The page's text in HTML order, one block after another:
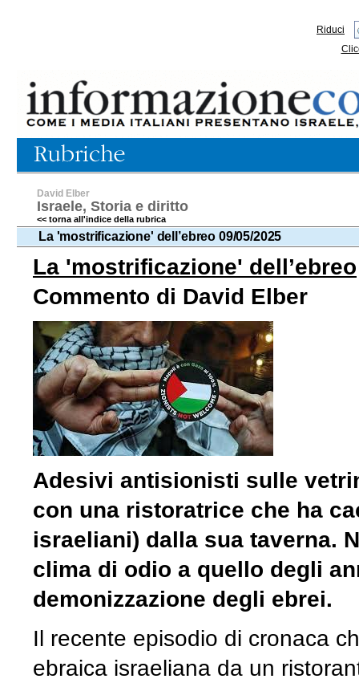
Riduci
David Elber
Israele, Storia e diritto
<< torna all'indice della rubrica
La 'mostrificazione' dell’ebreo 09/05/2025
La 'mostrificazione' dell’ebreo
Commento di David Elber
Adesivi antisionisti sulle
con una ristoratrice che ha
israeliani) dalla sua taverna.
clima di odio a quello degli
demonizzazione degli ebrei.
Il recente episodio di cronaca
ebraica israeliana da un